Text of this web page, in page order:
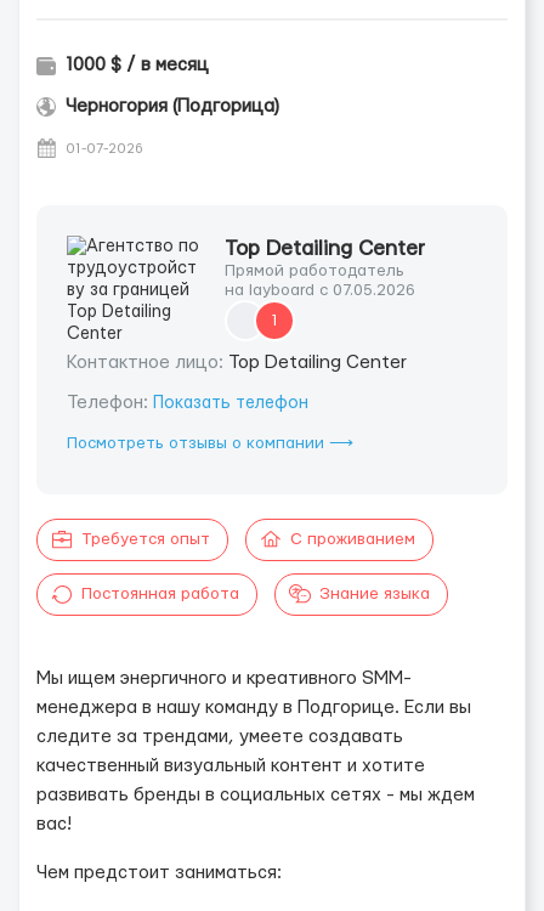
1000 $ / в месяц
Черногория (Подгорица)
01-07-2026
Top Detailing Center
Прямой работодатель
на layboard с 07.05.2026
1
Контактное лицо: Top Detailing Center
Телефон: Показать телефон
Посмотреть отзывы о компании ⟶
Требуется опыт С проживанием
Постоянная работа Знание языка
Мы ищем энергичного и креативного SMM-
менеджера в нашу команду в Подгорице. Если вы
следите за трендами, умеете создавать
качественный визуальный контент и хотите
развивать бренды в социальных сетях - мы ждем
вас!
Чем предстоит заниматься: